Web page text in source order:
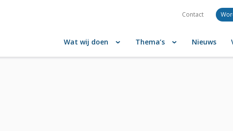
Contact
Wat wij doen Thema’s Nieuws